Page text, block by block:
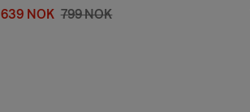
639 NOK 799 NOK